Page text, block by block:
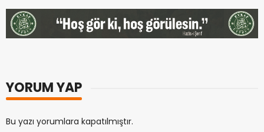
YORUM YAP
Bu yazı yorumlara kapatılmıştır.